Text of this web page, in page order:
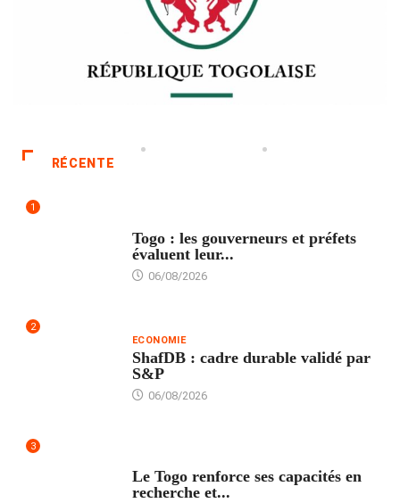
RÉCENTE
1
Togo : les gouverneurs et préfets
évaluent leur...
06/08/2026
2
ECONOMIE
ShafDB : cadre durable validé par
S&P
06/08/2026
3
Le Togo renforce ses capacités en
recherche et...